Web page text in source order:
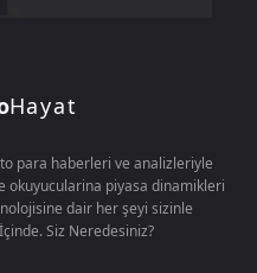
Hayat
para haberleri ve analizleriyle
okuyucularina piyasa dinamikleri
dair her şeyi sizinle
Siz Neredesiniz?